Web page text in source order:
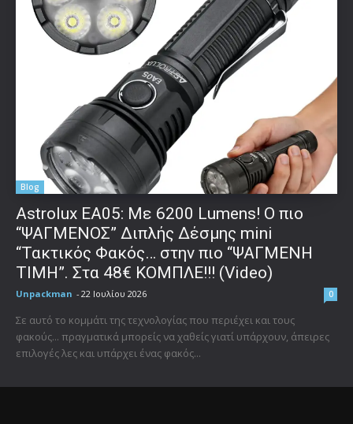
Blog
Astrolux ΕΑ05: Με 6200 Lumens! Ο πιο
“ΨΑΓΜΕΝΟΣ” Διπλής Δέσμης mini
“Τακτικός Φακός… στην πιο “ΨΑΓΜΕΝΗ
ΤΙΜΗ”. Στα 48€ ΚΟΜΠΛΕ!!! (Video)
Unpackman - 22 Ιουλίου 2026 0
Σε αυτό το κομμάτι της τεχνολογίας που περιέχει και τους
φακούς... πραγματικά μπορείς να χαθείς γιατί υπάρχουν, άπειρες
επιλογές λες και υπάρχει ένας φακός...